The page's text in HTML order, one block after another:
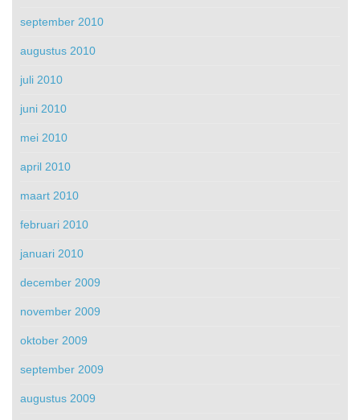
september 2010
augustus 2010
juli 2010
juni 2010
mei 2010
april 2010
maart 2010
februari 2010
januari 2010
december 2009
november 2009
oktober 2009
september 2009
augustus 2009